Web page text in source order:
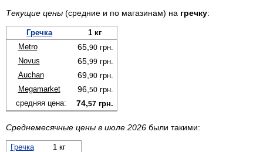
Текущие цены (средние и по магазинам) на гречку:
Гречка
1 кг
Metro
65, 90грн.
Novus
65, 99грн.
Auchan
69, 90грн.
Megamarket
96, 50грн.
средняя цена:
74,57грн.
Среднемесячные цены в июле 2026 были такими:
Гречка 1 кг